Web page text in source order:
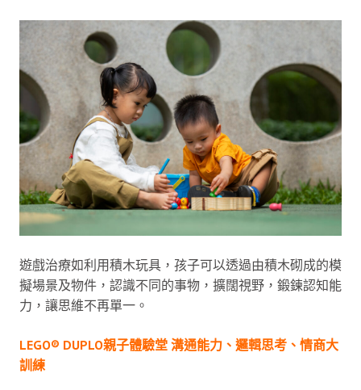
遊戲治療如利用積木玩具，孩子可以透過由積木砌成的模
擬場景及物件，認識不同的事物，擴闊視野，鍛鍊認知能
力，讓思維不再單一。
LEGO® DUPLO親子體驗堂 溝通能力、邏輯思考、情商大
訓練